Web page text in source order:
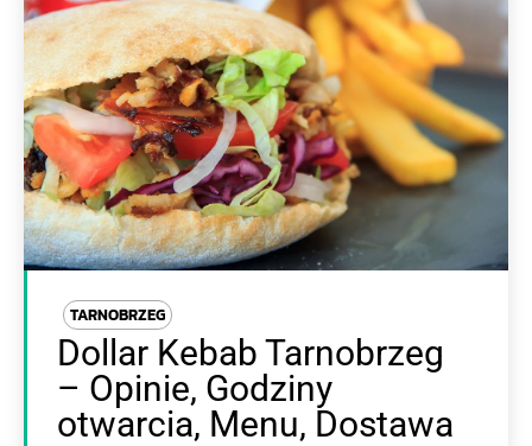
TARNOBRZEG
Dollar Kebab Tarnobrzeg
– Opinie, Godziny
otwarcia, Menu, Dostawa